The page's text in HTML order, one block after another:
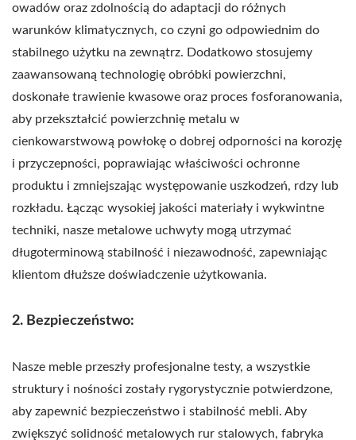
owadów oraz zdolnością do adaptacji do różnych
warunków klimatycznych, co czyni go odpowiednim do
stabilnego użytku na zewnątrz. Dodatkowo stosujemy
zaawansowaną technologię obróbki powierzchni,
doskonałe trawienie kwasowe oraz proces fosforanowania,
aby przekształcić powierzchnię metalu w
cienkowarstwową powłokę o dobrej odporności na korozję
i przyczepności, poprawiając właściwości ochronne
produktu i zmniejszając występowanie uszkodzeń, rdzy lub
rozkładu. Łącząc wysokiej jakości materiały i wykwintne
techniki, nasze metalowe uchwyty mogą utrzymać
długoterminową stabilność i niezawodność, zapewniając
klientom dłuższe doświadczenie użytkowania.
2. Bezpieczeństwo:
Nasze meble przeszły profesjonalne testy, a wszystkie
struktury i nośności zostały rygorystycznie potwierdzone,
aby zapewnić bezpieczeństwo i stabilność mebli. Aby
zwiększyć solidność metalowych rur stalowych, fabryka